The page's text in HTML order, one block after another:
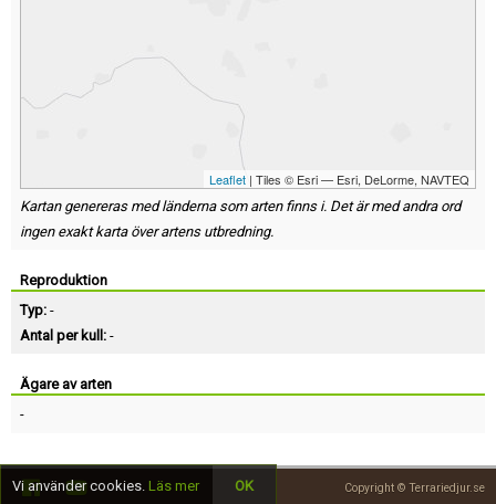
Leaflet | Tiles © Esri — Esri, DeLorme, NAVTEQ
Kartan genereras med länderna som arten finns i. Det är med andra ord
ingen exakt karta över artens utbredning.
Reproduktion
Typ: -
Antal per kull: -
Ägare av arten
-
Copyright © Terrariedjur.se
Vi använder cookies. Läs mer OK